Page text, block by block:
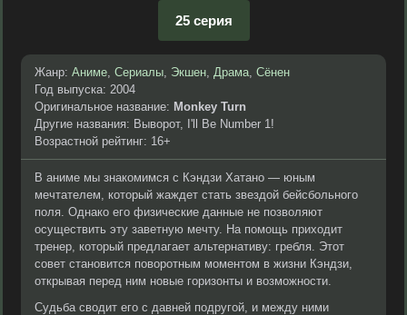
25 серия
Жанр: Аниме, Сериалы, Экшен, Драма, Сёнен
Год выпуска: 2004
Оригинальное название: Monkey Turn
Другие названия: Выворот, I'll Be Number 1!
Возрастной рейтинг: 16+
В аниме мы знакомимся с Кэндзи Хатано — юным
мечтателем, который жаждет стать звездой бейсбольного
поля. Однако его физические данные не позволяют
осуществить эту заветную мечту. На помощь приходит
тренер, который предлагает альтернативу: гребля. Этот
совет становится поворотным моментом в жизни Кэндзи,
открывая перед ним новые горизонты и возможности.
Судьба сводит его с давней подругой, и между ними